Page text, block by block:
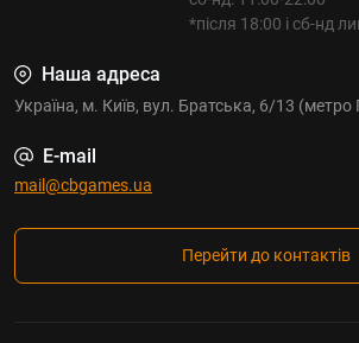
*після 18:00 і сб-нд
Наша адреса
Україна, м. Київ, вул. Братська, 6/13
E-mail
mail@cbgames.ua
Перейти до контактів